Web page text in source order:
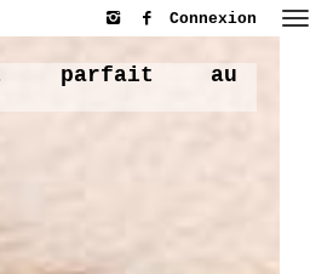
Connexion
parfait au